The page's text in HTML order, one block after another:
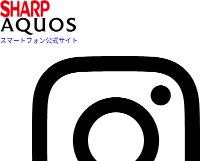
スマートフォン公式サイト